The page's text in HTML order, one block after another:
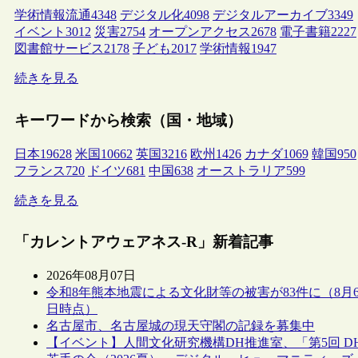
学術情報流通4348 デジタル化4098 デジタルアーカイブ3349
イベント 3012 災害2754 オープンアクセス2678 電子書籍2227
図書館サービス2178 子ども2017 学術情報1947
続きを見る
キーワードから検索（国・地域）
日本19628 米国 10662 英国3216 欧州 1426 カナダ1069 韓国950
フランス720 ドイツ681 中国638 オーストラリア599
続きを見る
「カレントアウェアネス-R」新着記事
2026年08月07日
令和8年熊本地震による文化財等の被害が83件に（8月
日時点）
名古屋市、名古屋城の現天守閣の記録を募集中
【イベント】人間文化研究機構DH推進室、「第5回